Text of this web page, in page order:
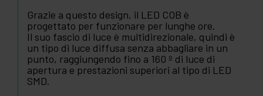
Grazie a questo design, il LED COB è
progettato per funzionare per lunghe ore.
Il suo fascio di luce è multidirezionale, quindi è
un tipo di luce diffusa senza abbagliare in un
punto, raggiungendo fino a 160 º di luce di
apertura e prestazioni superiori al tipo di LED
SMD.